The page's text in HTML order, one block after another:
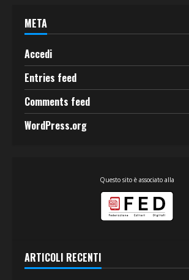
META
Accedi
Entries feed
Comments feed
WordPress.org
Questo sito è associato alla
ARTICOLI RECENTI